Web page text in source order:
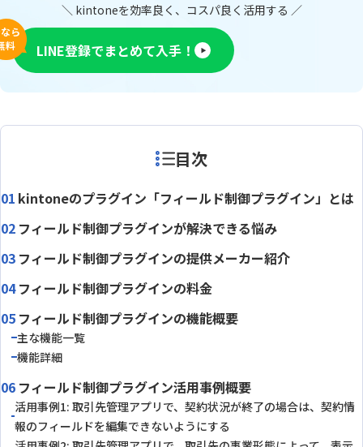
＼ kintoneを効率良く、コスパ良く活用する ／
ら
料
LINE登録でまとめて入手！
目次
kintoneのプラグイン「フィールド制御プラグイン」とは
フィールド制御プラグインが解決できる悩み
フィールド制御プラグインの提供メーカー紹介
フィールド制御プラグインの料金
フィールド制御プラグインの機能概要
主な機能一覧
機能詳細
フィールド制御プラグイン活用事例概要
活用事例1: 取引先管理アプリで、契約状況が終了の場合は、契約情
報のフィールドを編集できないようにする